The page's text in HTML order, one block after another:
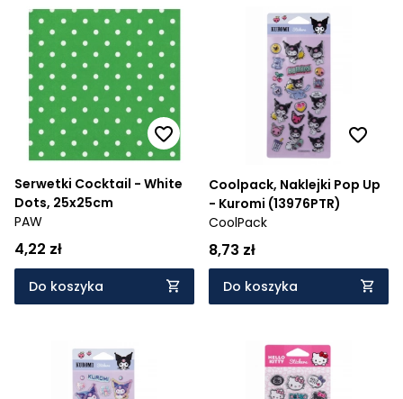
Serwetki Cocktail - White
Dots, 25x25cm
PAW
4,22 zł
Do koszyka
Coolpack, Naklejki Pop Up
- Kuromi (13976PTR)
CoolPack
8,73 zł
Do koszyka